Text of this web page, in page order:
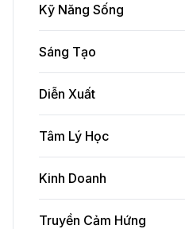
Kỹ Năng Sống
Sáng Tạo
Diễn Xuất
Tâm Lý Học
Kinh Doanh
Truyền Cảm Hứng